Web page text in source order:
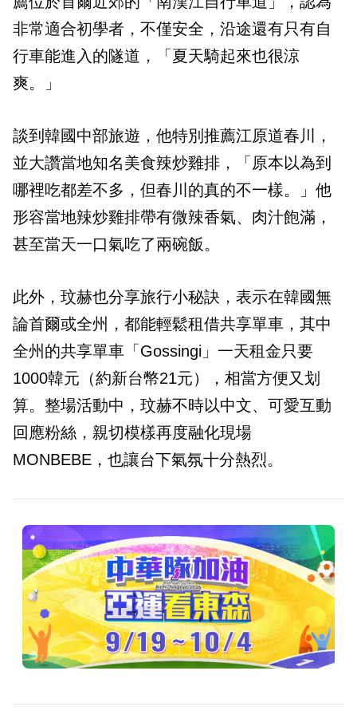
非常適合初學者，不僅安全，沿途還有只有自
行車能進入的隧道，「夏天騎起來也很涼
爽。」
談到韓國中部旅遊，他特別推薦江原道春川，
並大讚當地知名美食辣炒雞排，「原本以為到
哪裡吃都差不多，但春川的真的不一樣。」他
形容當地辣炒雞排帶有微辣香氣、肉汁飽滿，
甚至當天一口氣吃了兩碗飯。
此外，玟赫也分享旅行小秘訣，表示在韓國無
論首爾或全州，都能輕鬆租借共享單車，其中
全州的共享單車「Gossingi」一天租金只要
1000韓元（約新台幣21元），相當方便又划
算。整場活動中，玟赫不時以中文、可愛互動
回應粉絲，親切模樣再度融化現場
MONBEBE，也讓台下氣氛十分熱烈。